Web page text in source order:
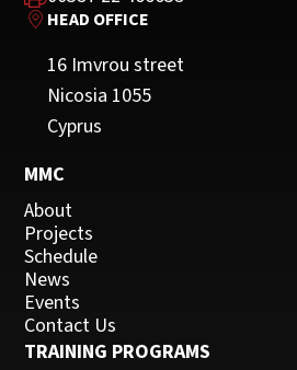
Ευαισθητοποιούνται
της ανάπτυξης προχείρου
τους έγγραφο
Υιοθετούν την στρατηγική
ανάπτυξη των γραπτών τους
HEAD OFFICE
16 Imvrou street
Nicosia 1055
Cyprus
MMC
About
Projects
Schedule
News
Events
Contact Us
TRAINING PROGRAMS